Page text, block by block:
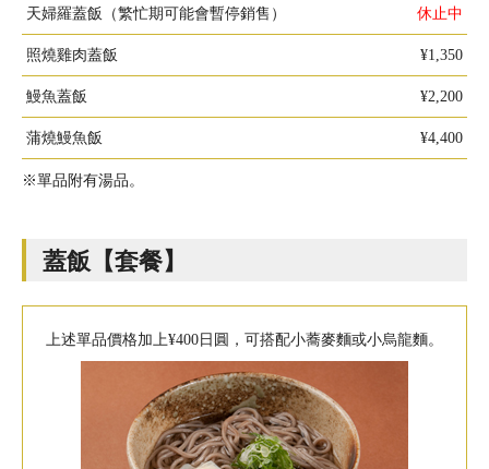
天婦羅蓋飯（繁忙期可能會暫停銷售） 休止中
照燒雞肉蓋飯 ¥1,350
鰻魚蓋飯 ¥2,200
蒲燒鰻魚飯 ¥4,400
※單品附有湯品。
蓋飯【套餐】
上述單品價格加上¥400日圓，可搭配小蕎麥麵或小烏龍麵。